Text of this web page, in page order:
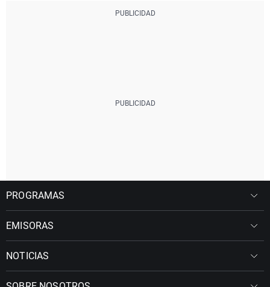
PROGRAMAS
EMISORAS
NOTICIAS